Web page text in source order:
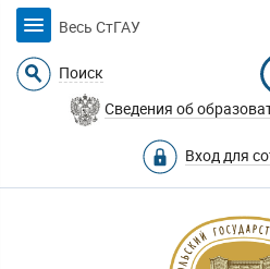
Весь СтГАУ
Поиск
Сведения об
Вход для